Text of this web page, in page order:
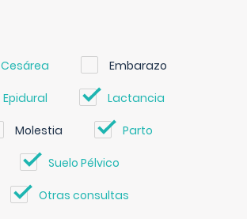
Cesárea Embarazo
Epidural Lactancia
Molestia Parto
Suelo Pélvico
Otras consultas